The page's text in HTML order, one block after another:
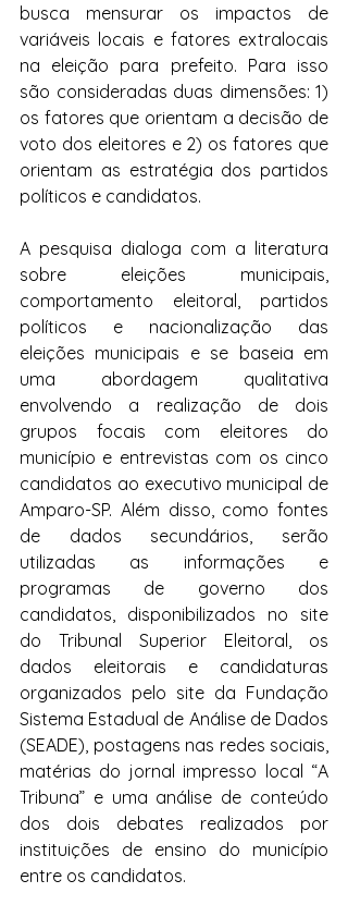
busca mensurar os impactos de
variáveis locais e fatores extralocais
na eleição para prefeito. Para isso
são consideradas duas dimensões: 1)
os fatores que orientam a decisão de
voto dos eleitores e 2) os fatores que
orientam as estratégia dos partidos
políticos e candidatos.
A pesquisa dialoga com a literatura
sobre eleições municipais,
comportamento eleitoral, partidos
políticos e nacionalização das
eleições municipais e se baseia em
uma abordagem qualitativa
envolvendo a realização de dois
grupos focais com eleitores do
município e entrevistas com os cinco
candidatos ao executivo municipal de
Amparo-SP. Além disso, como fontes
de dados secundários, serão
utilizadas as informações e
programas de governo dos
candidatos, disponibilizados no site
do Tribunal Superior Eleitoral, os
dados eleitorais e candidaturas
organizados pelo site da Fundação
Sistema Estadual de Análise de Dados
(SEADE), postagens nas redes sociais,
matérias do jornal impresso local “A
Tribuna” e uma análise de conteúdo
dos dois debates realizados por
instituições de ensino do município
entre os candidatos.